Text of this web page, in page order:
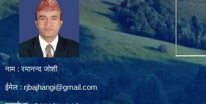
नाम : रमानन्द जोशी
ईमेल :rjbajhangi@gmail.com